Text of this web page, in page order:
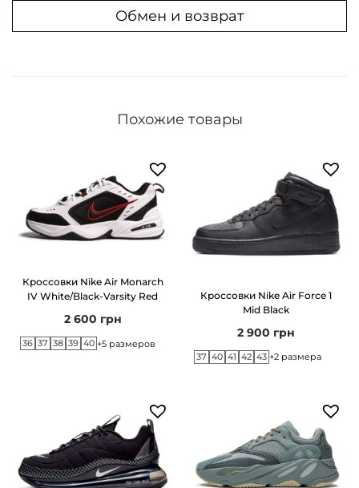
R
o
a
B
a
Обмен и возврат
Похожие товары
Кроссовки Nike Air Monarch
IV White/Black-Varsity Red
2 600 грн
36 37 38 39 40 +5 размеров
Кроссовки Nike Air Force 1
Mid Black
2 900 грн
37 40 41 42 43 +2 размера